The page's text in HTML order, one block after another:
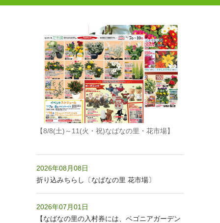
【8/8(土)～11(火・祝)なばなの里・花市場】
2026年08月08日
折り込みちらし〔なばなの里 花市場〕
2026年07月01日
【なばなの里の入村券には、ベゴニアガーデン